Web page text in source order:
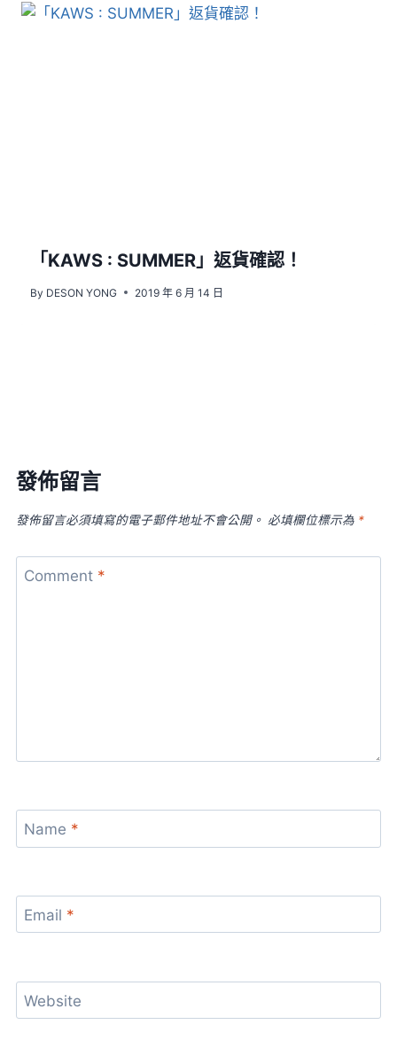
「KAWS : SUMMER」返貨確認！
By DESON YONG 2019 年 6 月 14 日
發佈留言
發佈留言必須填寫的電子郵件地址不會公開。 必填欄位標示為 *
Comment *
Name *
Email *
Website